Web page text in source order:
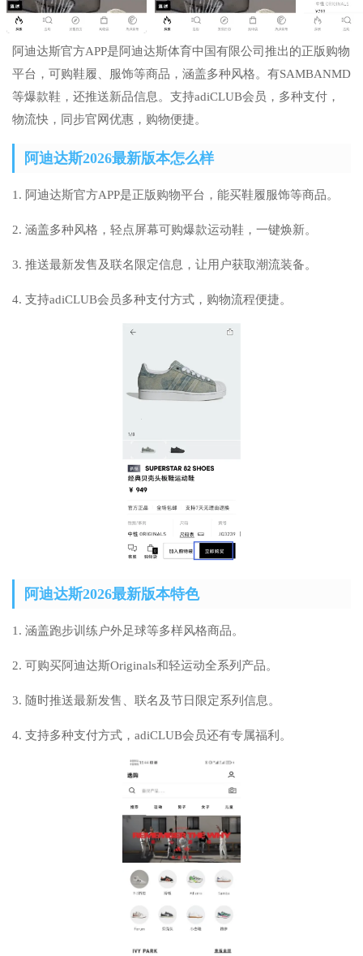
阿迪达斯官方APP是阿迪达斯体育中国有限公司推出的正版购物
平台，可购鞋履、服饰等商品，涵盖多种风格。有SAMBANMD
等爆款鞋，还推送新品信息。支持adiCLUB会员，多种支付，
物流快，同步官网优惠，购物便捷。
阿迪达斯2026最新版本怎么样
1. 阿迪达斯官方APP是正版购物平台，能买鞋履服饰等商品。
2. 涵盖多种风格，轻点屏幕可购爆款运动鞋，一键焕新。
3. 推送最新发售及联名限定信息，让用户获取潮流装备。
4. 支持adiCLUB会员多种支付方式，购物流程便捷。
阿迪达斯2026最新版本特色
1. 涵盖跑步训练户外足球等多样风格商品。
2. 可购买阿迪达斯Originals和轻运动全系列产品。
3. 随时推送最新发售、联名及节日限定系列信息。
4. 支持多种支付方式，adiCLUB会员还有专属福利。